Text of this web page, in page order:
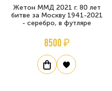
Жетон ММД 2021 г. 80 лет
битве за Москву 1941-2021
- серебро, в футляре
8500 ₽